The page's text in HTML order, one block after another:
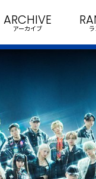
ARCHIVE
アーカイブ